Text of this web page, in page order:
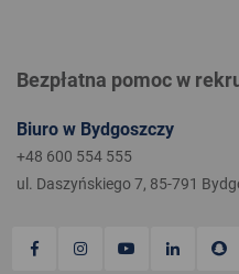
Bezpłatna pomoc w
Biuro w Bydgoszczy
+48 600 554 555
ul. Daszyńskiego 7, 85-791